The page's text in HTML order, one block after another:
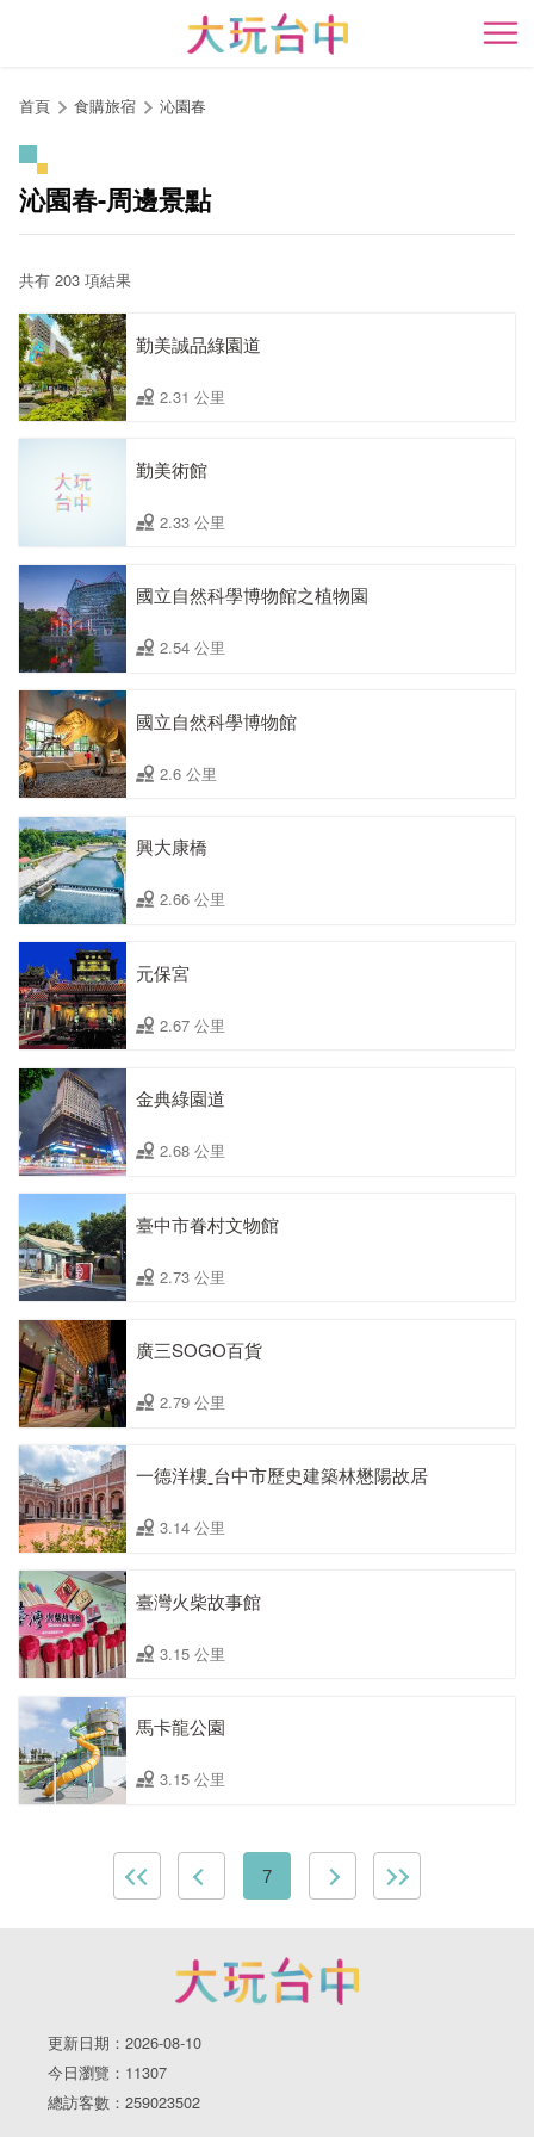
開
首頁 食購旅宿 沁園春
沁園春-周邊景點
共有 203 項結果
勤美誠品綠園道
2.31 公里
勤美術館
2.33 公里
國立自然科學博物館之植物園
2.54 公里
國立自然科學博物館
2.6 公里
興大康橋
2.66 公里
元保宮
2.67 公里
金典綠園道
2.68 公里
臺中市眷村文物館
2.73 公里
廣三SOGO百貨
2.79 公里
一德洋樓ˍ台中市歷史建築林懋陽故居
3.14 公里
臺灣火柴故事館
3.15 公里
馬卡龍公園
3.15 公里
7
更新日期：2026-08-10
今日瀏覽：11307
總訪客數：259023502